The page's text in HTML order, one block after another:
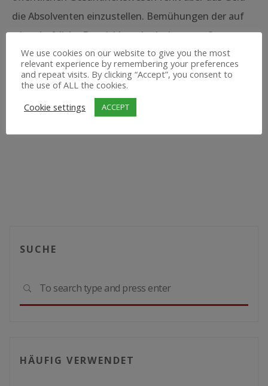
die Absolventen einzustellen. Bemühungen der auf
wirtschaftliche Entwicklung bedachten großen
Geber, wie Weltbank und Internationaler
Währungsfond, den öffentliche Sektor in Malawi zu
begrenzen, wirken hier hemmend.
SUCHE
SEARCH
HÄUFIG VERWENDET
We use cookies on our website to give you the most
relevant experience by remembering your preferences
and repeat visits. By clicking “Accept”, you consent to
the use of ALL the cookies.
Cookie settings
ACCEPT